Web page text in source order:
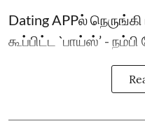
Dating APPல்
கூப்பிட்ட `பாய்ஸ்’ -